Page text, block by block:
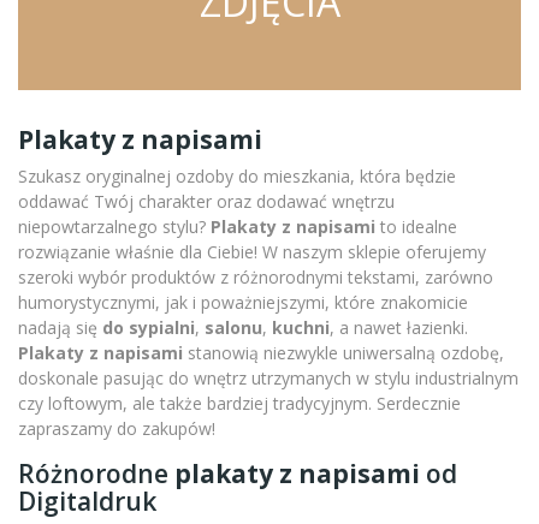
Plakaty z napisami
Szukasz oryginalnej ozdoby do mieszkania, która będzie
oddawać Twój charakter oraz dodawać wnętrzu
niepowtarzalnego stylu? Plakaty z napisami to idealne
rozwiązanie właśnie dla Ciebie! W naszym sklepie oferujemy
szeroki wybór produktów z różnorodnymi tekstami, zarówno
humorystycznymi, jak i poważniejszymi, które znakomicie
nadają się do sypialni, salonu, kuchni, a nawet łazienki.
Plakaty z napisami stanowią niezwykle uniwersalną ozdobę,
doskonale pasując do wnętrz utrzymanych w stylu industrialnym
czy loftowym, ale także bardziej tradycyjnym. Serdecznie
zapraszamy do zakupów!
Różnorodne plakaty z napisami od
Digitaldruk